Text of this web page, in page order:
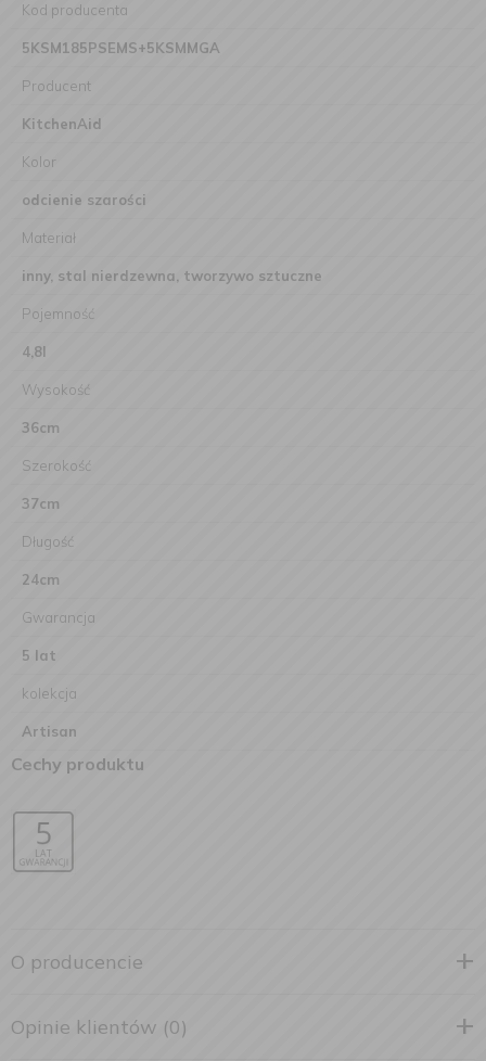
Kod producenta
5KSM185PSEMS+5KSMMGA
Producent
KitchenAid
Kolor
odcienie szarości
Materiał
inny, stal nierdzewna, tworzywo sztuczne
Pojemność
4,8l
Wysokość
36cm
Szerokość
37cm
Długość
24cm
Gwarancja
5 lat
kolekcja
Artisan
Cechy produktu
O producencie
Opinie klientów (0)